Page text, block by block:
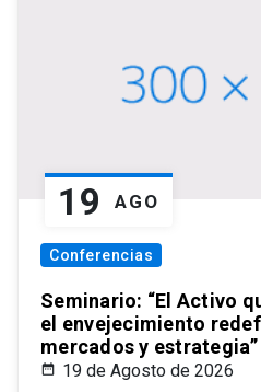
19 AGO
Conferencias
Seminario: “El Activo
el envejecimiento
mercados y estrategia”
19 de Agosto de 2026